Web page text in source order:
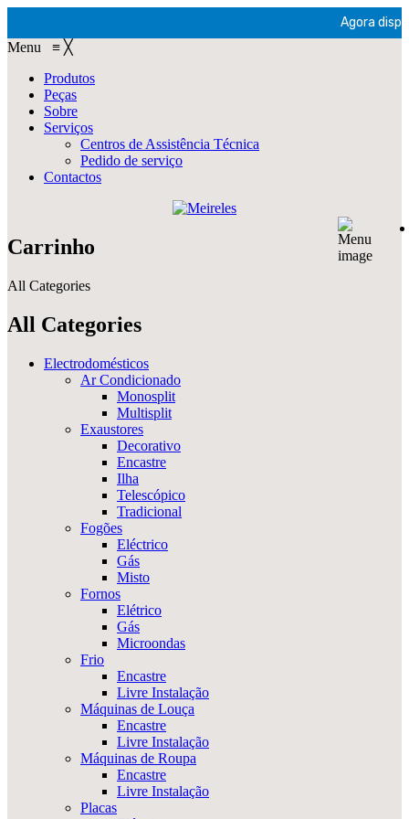
Agora
Menu ≡ ╳
Produtos
Peças
Sobre
Serviços
Centros de Assistência Técnica
Pedido de serviço
Contactos
Carrinho
All Categories
All Categories
Electrodomésticos
Ar Condicionado
Monosplit
Multisplit
Exaustores
Decorativo
Encastre
Ilha
Telescópico
Tradicional
Fogões
Eléctrico
Gás
Misto
Fornos
Elétrico
Gás
Microondas
Frio
Encastre
Livre Instalação
Máquinas de Louça
Encastre
Livre Instalação
Máquinas de Roupa
Encastre
Livre Instalação
Placas